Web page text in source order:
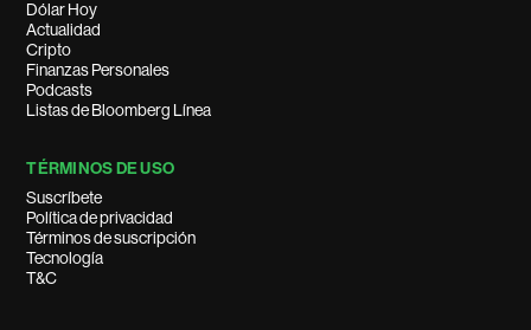
Dólar Hoy
Actualidad
Cripto
Finanzas Personales
Podcasts
Listas de Bloomberg Línea
TÉRMINOS DE USO
Suscríbete
Política de privacidad
Términos de suscripción
Tecnología
T&C